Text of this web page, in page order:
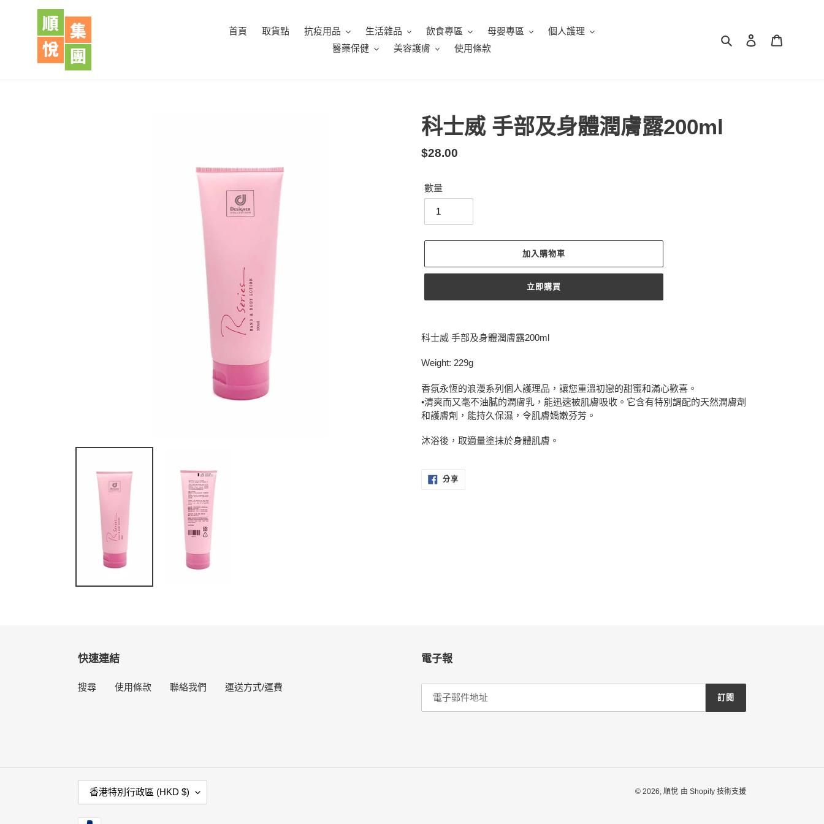
首頁 取貨點 抗疫用品 生活雜品 飲食專區 母嬰專區
個人護理
醫藥保健
美容護膚 使用條款
搜尋 登入
科士威 手部及身體潤膚露200ml
定
$28.00
數量
加入購物車
立即購買
在
將
產
加
入
您
購
科士威 手部及身體潤膚露200ml
Weight: 229g
香氛永恆的浪漫系列個人護理品，讓您重溫初戀的甜蜜和滿心歡喜。
•清爽而又毫不油膩的潤膚乳，能迅速被肌膚吸收。它含有特別調配的天然潤膚劑
和護膚劑，能持久保濕，令肌膚嬌嫩芬芳。
沐浴後，取適量塗抹於身體肌膚。
分享分
快速連結
搜尋 使用條款 聯絡我們 運送方式/運費
電子報
訂閱
國
家
/
香港特別行政區 (HKD $) © 2026, 順悅 由 Shopify 技術支援